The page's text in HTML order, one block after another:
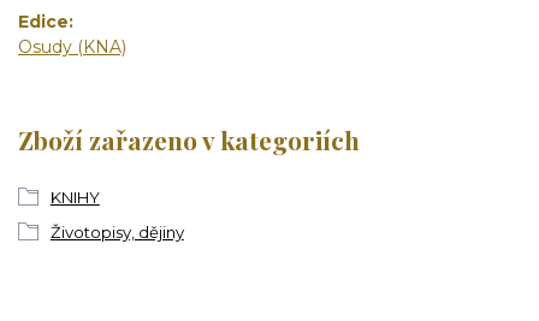
Edice
Osudy (KNA)
Zboží zařazeno v kategoriích
KNIHY
Životopisy, dějiny